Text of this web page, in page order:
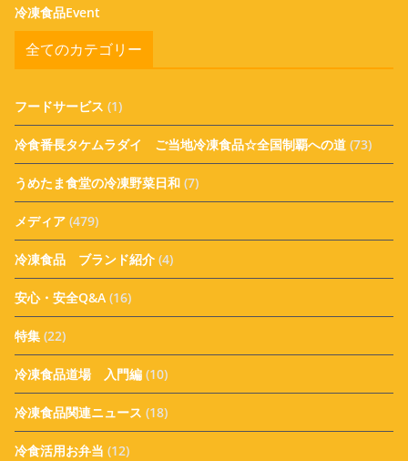
冷凍食品Event
全てのカテゴリー
フードサービス (1)
冷食番長タケムラダイ ご当地冷凍食品☆全国制覇への道 (73)
うめたま食堂の冷凍野菜日和 (7)
メディア (479)
冷凍食品 ブランド紹介 (4)
安心・安全Q&A (16)
特集 (22)
冷凍食品道場 入門編 (10)
冷凍食品関連ニュース (18)
冷食活用お弁当 (12)